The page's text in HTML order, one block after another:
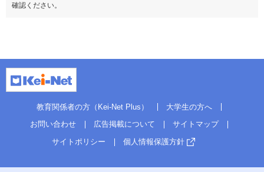
確認ください。
教育関係者の方（Kei-Net Plus）
大学生の方へ
お問い合わせ
広告掲載について
サイトマップ
サイトポリシー
個人情報保護方針